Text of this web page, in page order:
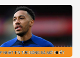
qua Premier League,
cầu thủ chuyên
(PFA) sẵn sàng ‘xắn
đầu với ban tổ chức
bối cảnh Premier